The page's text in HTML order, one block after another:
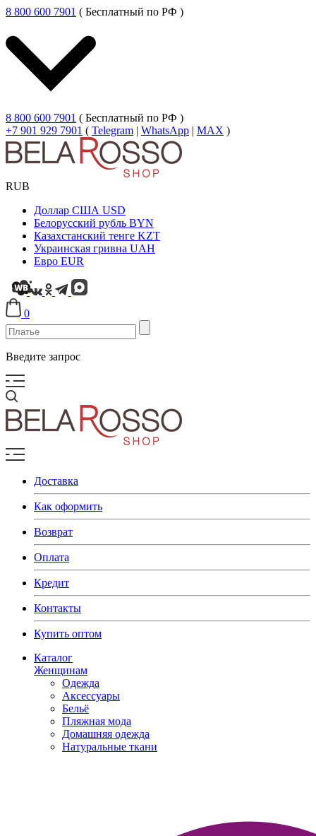
8 800 600 7901 ( Бесплатный по РФ )
8 800 600 7901 ( Бесплатный по РФ )
+7 901 929 7901 ( Telegram | WhatsApp | MAX )
RUB
Доллар США USD
Белорусский рубль BYN
Казахстанский тенге KZT
Украинская гривна UAH
Евро EUR
0
Введите запрос
Доставка
Как оформить
Возврат
Оплата
Кредит
Контакты
Купить оптом
Каталог
Женщинам
Одежда
Аксессуары
Бельё
Пляжная мода
Домашняя одежда
Натуральные ткани